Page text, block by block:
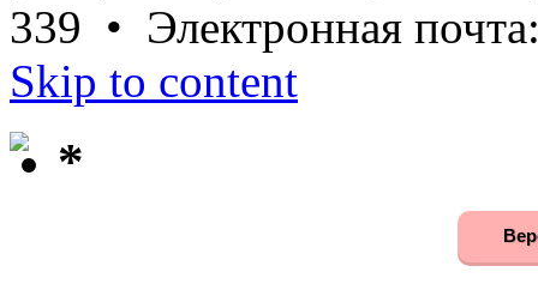
339 • Электронная
Skip to content
*